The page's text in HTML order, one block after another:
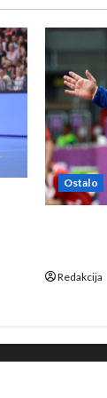
Ostalo
Redakcija